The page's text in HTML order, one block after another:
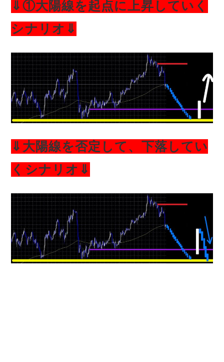
⇓①大陽線を起点に上昇していく
シナリオ⇓
⇓大陽線を否定して、下落してい
くシナリオ⇓